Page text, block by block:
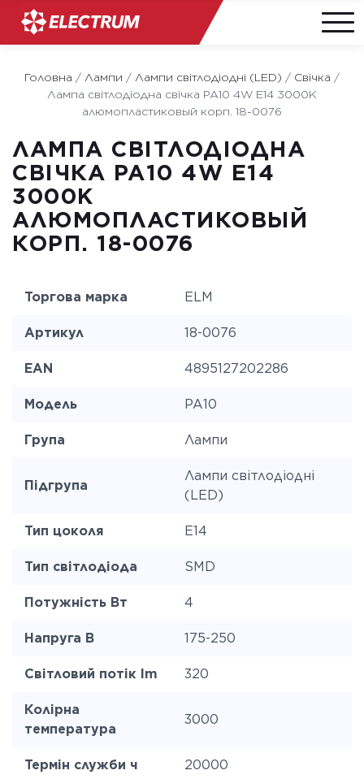
content
Головна / Лампи / Лампи світлодіодні (LED) / Свічка /
Лампа світлодіодна свічка PA10 4W E14 3000K
алюмопластиковый корп. 18-0076
ЛАМПА СВІТЛОДІОДНА
СВІЧКА PA10 4W E14
3000K
АЛЮМОПЛАСТИКОВЫЙ
КОРП. 18-0076
Торгова марка ELM
Артикул 18-0076
EAN 4895127202286
Модель PA10
Група Лампи
Підгрупа
Лампи світлодіодні
(LED)
Тип цоколя E14
Тип світлодіода SMD
Потужність Вт 4
Напруга В 175-250
Світловий потік lm 320
Колірна
температура
3000
Термін служби ч 20000